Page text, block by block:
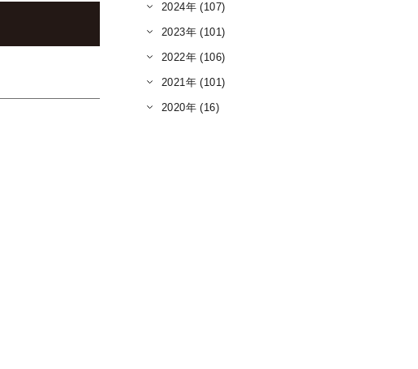
2024年 (107)
2023年 (101)
2022年 (106)
2021年 (101)
2020年 (16)